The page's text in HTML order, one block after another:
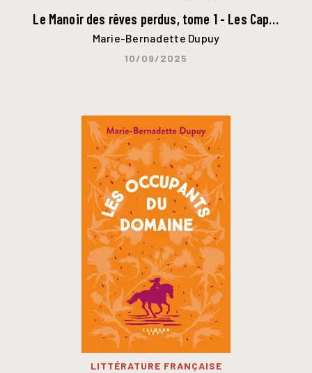
Le Manoir des rêves perdus, tome 1 - Les Cap…
Marie-Bernadette Dupuy
10/09/2025
LITTÉRATURE FRANÇAISE